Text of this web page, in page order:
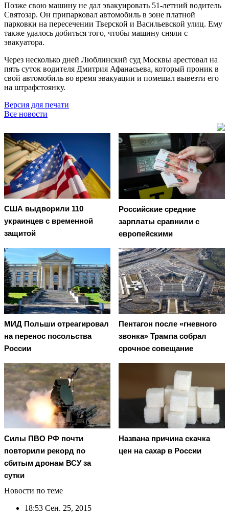
Позже свою машину не дал эвакуировать 51-летний водитель
Святозар. Он припарковал автомобиль в зоне платной
парковки на пересечении Тверской и Васильевской улиц. Ему
также удалось добиться того, чтобы машину сняли с
эвакуатора.
Через несколько дней Люблинский суд Москвы арестовал на
пять суток водителя Дмитрия Афанасьева, который проник в
свой автомобиль во время эвакуации и помешал вывезти его
на штрафстоянку.
Версия для печати
Все новости
США выдворили 110
украинцев с временной
защитой
Российские средние
зарплаты сравнили с
европейскими
МИД Польши отреагировал
на перенос посольства
России
Пентагон после «гневного
звонка» Трампа собрал
срочное совещание
Cилы ПВО РФ почти
повторили рекорд по
сбитым дронам ВСУ за
сутки
Названа причина скачка
цен на сахар в России
Новости по теме
18:53 Сен. 25, 2015